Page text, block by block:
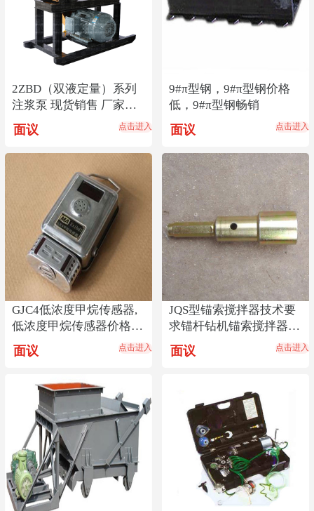
2ZBD（双液定量）系列
注浆泵 现货销售 厂家直
销
面议 点击进入
9#π型钢，9#π型钢价格
低，9#π型钢畅销
面议 点击进入
GJC4低浓度甲烷传感器,
低浓度甲烷传感器价格
低,传感器货源热销
面议 点击进入
JQS型锚索搅拌器技术要
求锚杆钻机锚索搅拌器安
装方式锚索搅拌器
面议 点击进入